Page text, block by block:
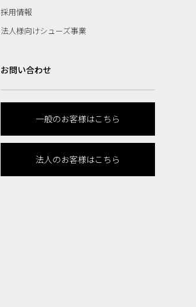
採用情報
法人様向けシューズ事業
お問い合わせ
一般のお客様はこちら
法人のお客様はこちら